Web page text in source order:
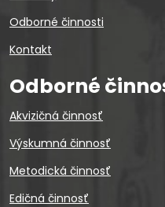
Odborné činnosti
Kontakt
Odborné
Akvizičná činnosť
Výskumná činnosť
Metodická činnosť
Edičná činnosť